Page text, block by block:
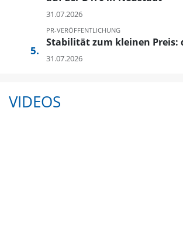
31.07.2026
PR-VERÖFFENTLICHUNG
Stabilität zum kleinen Preis:
31.07.2026
VIDEOS